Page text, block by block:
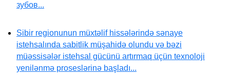
зубов...
Sibir regionunun müxtəlif hissələrində sənaye
istehsalında sabitlik müşahidə olundu və bəzi
müəssisələr istehsal gücünü artırmaq üçün texnoloji
yenilənmə proseslərinə başladı...